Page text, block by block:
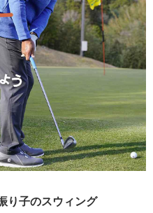
り子のスウィング